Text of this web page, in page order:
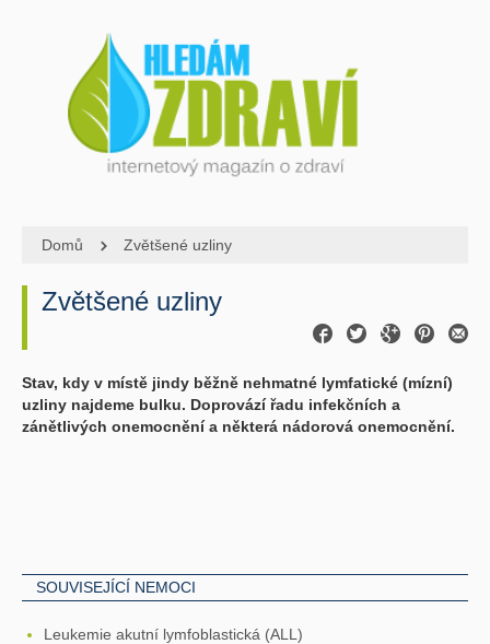
Domů Zvětšené uzliny
Zvětšené uzliny
Stav, kdy v místě jindy běžně nehmatné lymfatické (mízní)
uzliny najdeme bulku. Doprovází řadu infekčních a
zánětlivých onemocnění a některá nádorová onemocnění.
SOUVISEJÍCÍ NEMOCI
Leukemie akutní lymfoblastická (ALL)